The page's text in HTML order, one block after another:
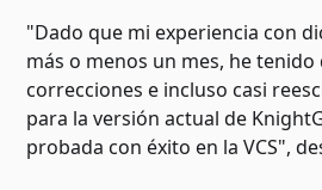
"Dado que mi experiencia con
más o menos un mes, he
correcciones e incluso casi
para la versión actual de
probada con éxito en la VCS",